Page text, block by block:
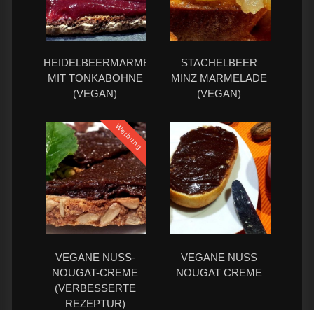
HEIDELBEERMARMELADE
MIT TONKABOHNE
(VEGAN)
STACHELBEER
MINZ MARMELADE
(VEGAN)
Werbung
VEGANE NUSS-
NOUGAT-CREME
(VERBESSERTE
REZEPTUR)
VEGANE NUSS
NOUGAT CREME